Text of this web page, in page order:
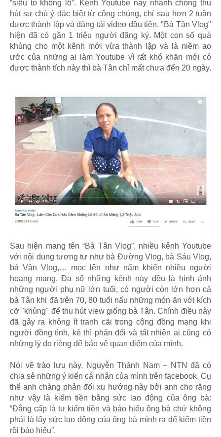
“siêu to khổng lồ”. Kênh Youtube này nhanh chóng thu
hút sự chú ý đặc biệt từ công chúng, chỉ sau hơn 2 tuần
được thành lập và đăng tải video đầu tiên, "Bà Tân Vlog"
hiện đã có gần 1 triệu người đăng ký. Một con số quá
khủng cho một kênh mới vừa thành lập và là niềm ao
ước của những ai làm Youtube vì rất khó khăn mới có
được thành tích này thì bà Tân chỉ mất chưa đến 20 ngày.
Sau hiện mang tên “Bà Tân Vlog”, nhiều kênh Youtube
với nội dung tương tự như bà Đường Vlog, bà Sáu Vlog,
bà Vân Vlog,… mọc lên như nấm khiến nhiều người
hoang mang. Đa số những kênh này đều là hình ảnh
những người phụ nữ lớn tuổi, có người còn lớn hơn cả
bà Tân khi đã trên 70, 80 tuổi nấu những món ăn với kích
cỡ "khủng" để thu hút view giống bà Tân. Chính điều này
đã gây ra không ít tranh cãi trong cộng đồng mạng khi
người đồng tình, kẻ thì phản đối và tất nhiên ai cũng có
những lý do riêng để bảo vệ quan điểm của mình.
Nói về trào lưu này, Nguyễn Thành Nam – NTN đã có
chia sẻ những ý kiến cá nhân của mình trên facebook. Cụ
thể anh chàng phản đối xu hướng này bởi anh cho rằng
như vậy là kiếm tiền bằng sức lao động của ông bà:
“Đẳng cấp là tự kiếm tiền và báo hiếu ông bà chứ không
phải là lấy sức lao động của ông bà mình ra để kiếm tiền
rồi báo hiếu”.